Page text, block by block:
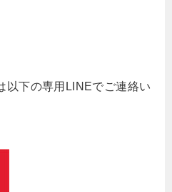
以下の専用LINEでご連絡い